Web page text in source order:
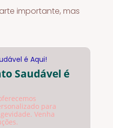
importante, mas
Saudável é
para
Venha